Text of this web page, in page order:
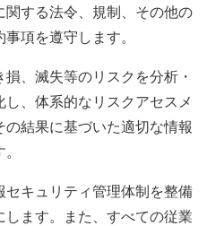
する法令、規制、その他の
項を遵守します。
、滅失等のリスクを分析・
、体系的なリスクアセスメ
結果に基づいた適切な情報
セキュリティ管理体制を整備
ます。また、すべての従業